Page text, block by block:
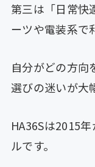
第三は「日常快
ーツや電装系で
自分がどの方向
選びの迷いが大
HA36Sは2015
ルです。